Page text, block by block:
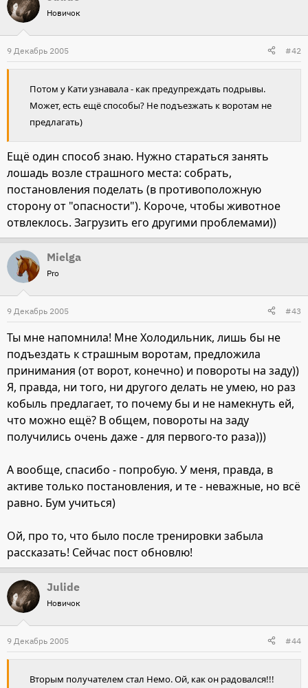
Новичок
9 Декабрь 2005 #42
Потом у Кати узнавала - как предупреждать подрывы.
Может, есть ещё способы? Не подъезжать к воротам не
предлагать)
Ещё один способ знаю. Нужно стараться занять
лошадь возле страшного места: собрать,
постановления поделать (в противоположную
сторону от "опасности"). Короче, чтобы животное
отвлеклось. Загрузить его другими проблемами))
Mielga
Pro
9 Декабрь 2005 #43
Ты мне напомнила! Мне Холодильник, лишь бы не
подъездать к страшным воротам, предложила
принимания (от ворот, конечно) и повороты на заду))
Я, правда, ни того, ни другого делать не умею, но раз
кобыль предлагает, то почему бы и не намекнуть ей,
что можно ещё? В общем, повороты на заду
получились очень даже - для первого-то раза)))
А вообще, спасибо - попробую. У меня, правда, в
активе только постановления, и те - неважные, но всё
равно. Бум учиться)
Ой, про то, что было после тренировки забыла
рассказать! Сейчас пост обновлю!
Julide
Новичок
9 Декабрь 2005 #44
Вторым получателем стал Немо. Ой, как он радовался!!!